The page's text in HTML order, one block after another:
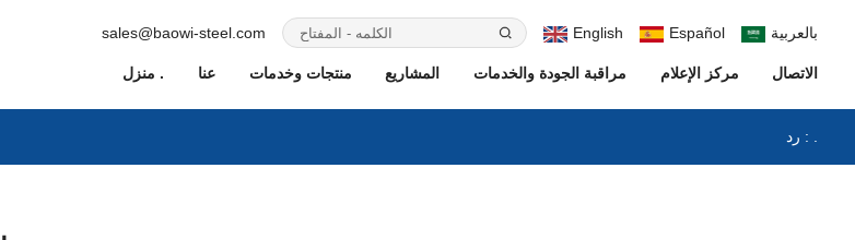
sales@baowi-steel.com English Español بالعربية
منزل . عنا منتجات وخدمات المشاريع مراقبة الجودة والخدمات مركز الإعلام الاتصال
رد : .